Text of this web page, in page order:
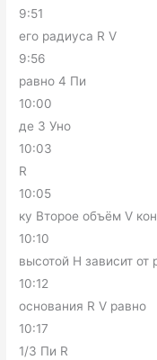
9:51
его радиуса R V
9:56
равно 4 Пи
10:00
де 3 Уно
10:03
R
10:05
ку Второе объём V
10:10
высотой H зависит от
10:12
основания R V равно
10:17
1/3 Пи R